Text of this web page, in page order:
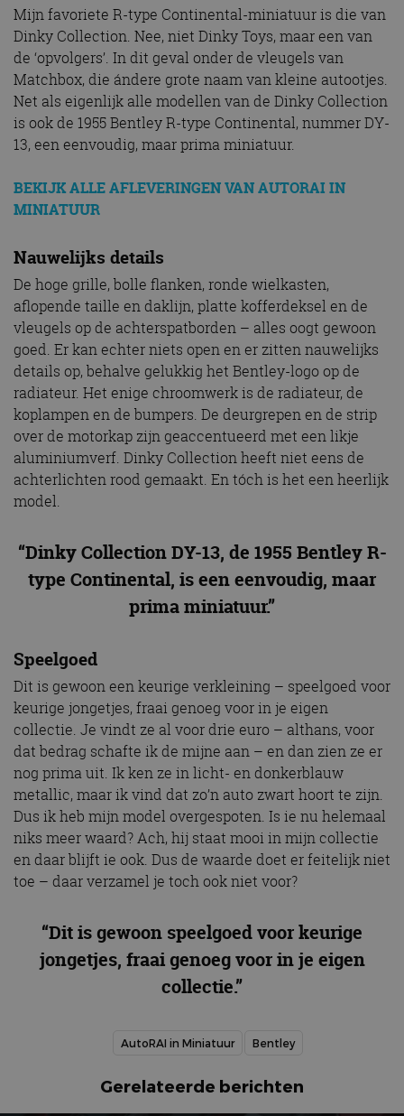
Mijn favoriete R-type Continental-miniatuur is die van
Dinky Collection. Nee, niet Dinky Toys, maar een van
de ‘opvolgers’. In dit geval onder de vleugels van
Matchbox, die ándere grote naam van kleine autootjes.
Net als eigenlijk alle modellen van de Dinky Collection
is ook de 1955 Bentley R-type Continental, nummer DY-
13, een eenvoudig, maar prima miniatuur.
BEKIJK ALLE AFLEVERINGEN VAN AUTORAI IN
MINIATUUR
Nauwelijks details
De hoge grille, bolle flanken, ronde wielkasten,
aflopende taille en daklijn, platte kofferdeksel en de
vleugels op de achterspatborden – alles oogt gewoon
goed. Er kan echter niets open en er zitten nauwelijks
details op, behalve gelukkig het Bentley-logo op de
radiateur. Het enige chroomwerk is de radiateur, de
koplampen en de bumpers. De deurgrepen en de strip
over de motorkap zijn geaccentueerd met een likje
aluminiumverf. Dinky Collection heeft niet eens de
achterlichten rood gemaakt. En tóch is het een heerlijk
model.
“Dinky Collection DY-13, de 1955 Bentley R-
type Continental, is een eenvoudig, maar
prima miniatuur.”
Speelgoed
Dit is gewoon een keurige verkleining – speelgoed voor
keurige jongetjes, fraai genoeg voor in je eigen
collectie. Je vindt ze al voor drie euro – althans, voor
dat bedrag schafte ik de mijne aan – en dan zien ze er
nog prima uit. Ik ken ze in licht- en donkerblauw
metallic, maar ik vind dat zo’n auto zwart hoort te zijn.
Dus ik heb mijn model overgespoten. Is ie nu helemaal
niks meer waard? Ach, hij staat mooi in mijn collectie
en daar blijft ie ook. Dus de waarde doet er feitelijk niet
toe – daar verzamel je toch ook niet voor?
“Dit is gewoon speelgoed voor keurige
jongetjes, fraai genoeg voor in je eigen
collectie.”
AutoRAI in Miniatuur Bentley
Gerelateerde berichten